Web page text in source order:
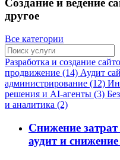
Создание и ведение
другое
Все категории
Разработка и создание
продвижение (14) Аудит
администрирование (12)
решения и AI-агенты (3)
и аналитика (2)
Снижение
аудит и